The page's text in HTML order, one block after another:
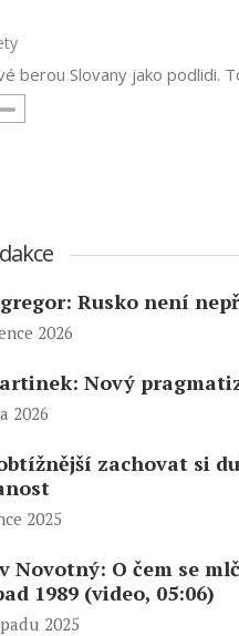
berou Slovany jako podlidi.
Rusko není
2026
Nový
2026
zachovat si
2025
Novotný: O čem se
1989 (video, 05:06)
2025